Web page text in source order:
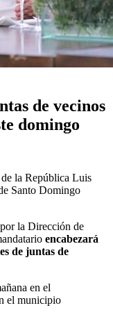
de vecinos
domingo
de la República Luis
Santo Domingo
la Dirección de
encabezará
de juntas de
en el
el municipio